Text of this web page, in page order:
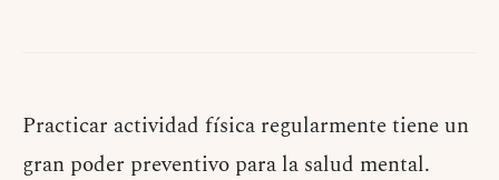
Practicar actividad física regularmente tiene un
gran poder preventivo para la salud mental.